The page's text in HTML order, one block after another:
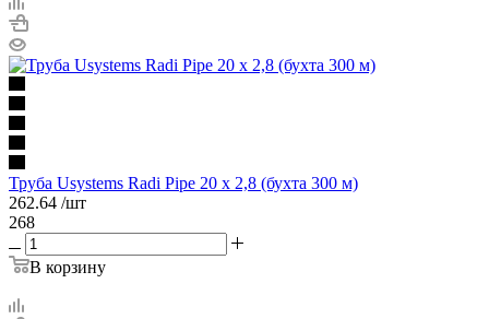
Труба Usystems Radi Pipe 20 х 2,8 (бухта 300 м)
262.64 /шт
268
В корзину